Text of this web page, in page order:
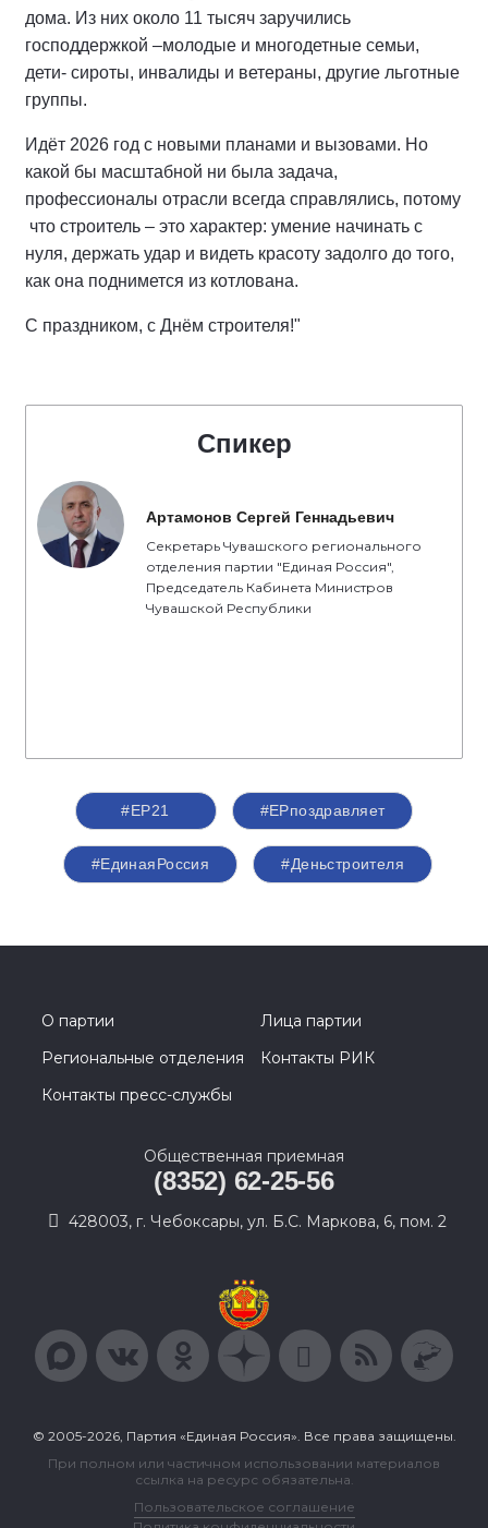
дома. Из них около 11 тысяч заручились
господдержкой –молодые и многодетные семьи,
дети- сироты, инвалиды и ветераны, другие льготные
группы.
Идёт 2026 год с новыми планами и вызовами. Но
какой бы масштабной ни была задача,
профессионалы отрасли всегда справлялись, потому
что строитель – это характер: умение начинать с
нуля, держать удар и видеть красоту задолго до того,
как она поднимется из котлована.
С праздником, с Днём строителя!"
Спикер
Артамонов Сергей Геннадьевич
Секретарь Чувашского регионального
отделения партии "Единая Россия",
Председатель Кабинета Министров
Чувашской Республики
#ЕР21 #ЕРпоздравляет
#ЕдинаяРоссия #Деньстроителя
О партии
Лица партии
Региональные отделения
Контакты РИК
Контакты пресс-службы
Общественная приемная
(8352) 62-25-56
428003, г. Чебоксары, ул. Б.С. Маркова, 6, пом. 2
© 2005-2026, Партия «Единая Россия». Все права защищены.
При полном или частичном использовании материалов
ссылка на ресурс обязательна.
Пользовательское соглашение